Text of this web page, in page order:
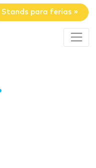
Stands para ferias »